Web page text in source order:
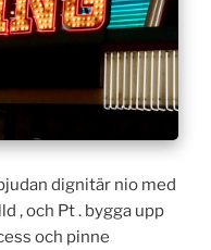
dignitär nio med
, och Pt . bygga upp
och pinne